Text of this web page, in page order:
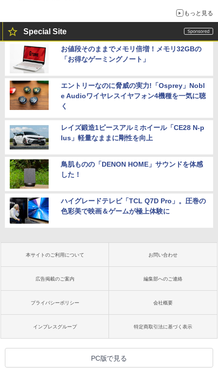
もっと見る
Special Site
お値段そのままでメモリ倍増！メモリ32GBの
「お得なゲーミングノート」
エントリーなのに脅威の実力!「Osprey」Nobl
e Audioワイヤレスイヤフォン4機種を一気に聴
く
レイズ鍛造1ピースアルミホイール「CE28 N-p
lus」軽量なままに剛性を向上
鳥肌ものの「DENON HOME」サウンドを体感
した！
ハイグレードテレビ「TCL Q7D Pro」。圧巻の
色彩美で映画＆ゲームが極上体験に
本サイトのご利用について お問い合わせ
広告掲載のご案内 編集部へのご連絡
プライバシーポリシー 会社概要
インプレスグループ 特定商取引法に基づく表示
PC版で見る